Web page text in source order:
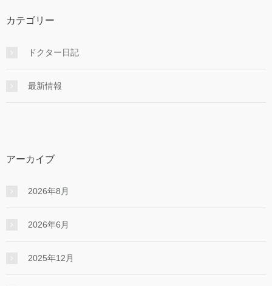
カテゴリー
ドクター日記
最新情報
アーカイブ
2026年8月
2026年6月
2025年12月